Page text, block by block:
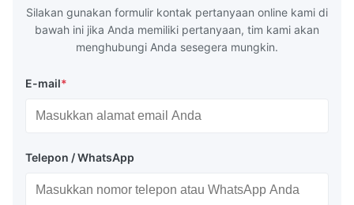
Silakan gunakan formulir kontak pertanyaan online kami di
bawah ini jika Anda memiliki pertanyaan, tim kami akan
menghubungi Anda sesegera mungkin.
E-mail*
Telepon / WhatsApp